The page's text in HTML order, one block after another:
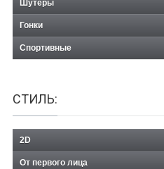
Шутеры
Гонки
Спортивные
СТИЛЬ:
2D
От первого лица